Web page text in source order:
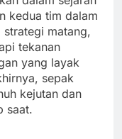
kedua tim dalam
strategi matang,
tekanan
yang layak
sepak
kejutan dan
saat.